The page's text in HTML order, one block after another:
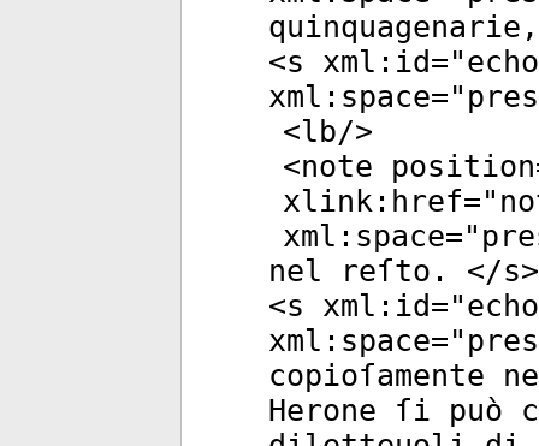
<s xml:id="
xml:space="
<lb/>
<note position
xlink:href="
xml:space="
nel reſto. </s>
<s xml:id="
xml:space="
Herone ſi può